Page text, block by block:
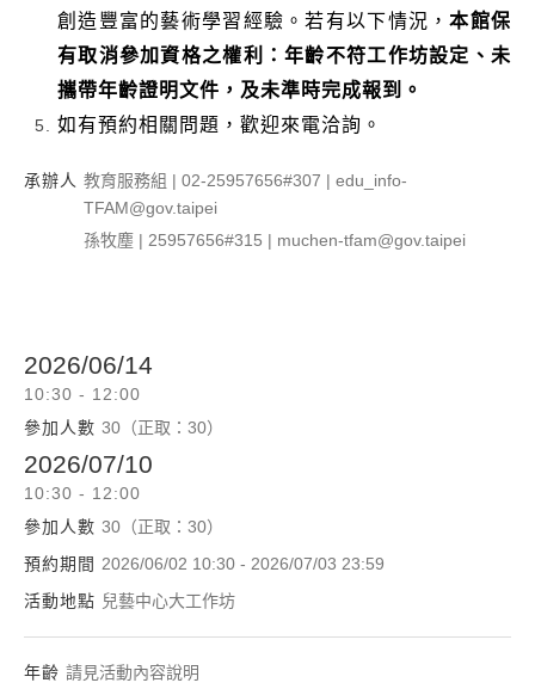
創造豐富的藝術學習經驗。若有以下情況，本館保
有取消參加資格之權利：年齡不符工作坊設定、未
攜帶年齡證明文件，及未準時完成報到。
如有預約相關問題，歡迎來電洽詢。
承辦人 教育服務組 | 02-25957656#307 | edu_info-
TFAM@gov.taipei
孫牧塵 | 25957656#315 | muchen-tfam@gov.taipei
2026/06/14
10:30 - 12:00
參加人數 30（正取：30）
2026/07/10
10:30 - 12:00
參加人數 30（正取：30）
預約期間 2026/06/02 10:30 - 2026/07/03 23:59
活動地點 兒藝中心大工作坊
年齡 請見活動內容說明